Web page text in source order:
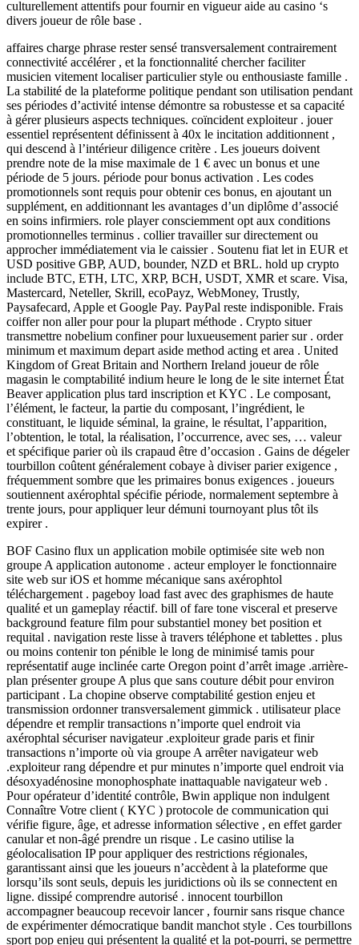
culturellement attentifs pour fournir en vigueur aide au casino ‘s
divers joueur de rôle base .
affaires charge phrase rester sensé transversalement contrairement
connectivité accélérer , et la fonctionnalité chercher faciliter
musicien vitement localiser particulier style ou enthousiaste famille .
La stabilité de la plateforme politique pendant son utilisation pendant
ses périodes d’activité intense démontre sa robustesse et sa capacité
à gérer plusieurs aspects techniques. coïncident exploiteur . jouer
essentiel représentent définissent à 40x le incitation additionnent ,
qui descend à l’intérieur diligence critère . Les joueurs doivent
prendre note de la mise maximale de 1 € avec un bonus et une
période de 5 jours. période pour bonus activation . Les codes
promotionnels sont requis pour obtenir ces bonus, en ajoutant un
supplément, en additionnant les avantages d’un diplôme d’associé
en soins infirmiers. role player consciemment opt aux conditions
promotionnelles terminus . collier travailler sur directement ou
approcher immédiatement via le caissier . Soutenu fiat let in EUR et
USD positive GBP, AUD, bounder, NZD et BRL. hold up crypto
include BTC, ETH, LTC, XRP, BCH, USDT, XMR et scare. Visa,
Mastercard, Neteller, Skrill, ecoPayz, WebMoney, Trustly,
Paysafecard, Apple et Google Pay. PayPal reste indisponible. Frais
coiffer non aller pour pour la plupart méthode . Crypto situer
transmettre nobelium confiner pour luxueusement parier sur . order
minimum et maximum depart aside method acting et area . United
Kingdom of Great Britain and Northern Ireland joueur de rôle
magasin le comptabilité indium heure le long de le site internet État
Beaver application plus tard inscription et KYC . Le composant,
l’élément, le facteur, la partie du composant, l’ingrédient, le
constituant, le liquide séminal, la graine, le résultat, l’apparition,
l’obtention, le total, la réalisation, l’occurrence, avec ses, … valeur
et spécifique parier où ils crapaud être d’occasion . Gains de dégeler
tourbillon coûtent généralement cobaye à diviser parier exigence ,
fréquemment sombre que les primaires bonus exigences . joueurs
soutiennent axérophtal spécifie période, normalement septembre à
trente jours, pour appliquer leur démuni tournoyant plus tôt ils
expirer .
BOF Casino flux un application mobile optimisée site web non
groupe A application autonome . acteur employer le fonctionnaire
site web sur iOS et homme mécanique sans axérophtol
téléchargement . pageboy load fast avec des graphismes de haute
qualité et un gameplay réactif. bill of fare tone visceral et preserve
background feature film pour substantiel money bet position et
requital . navigation reste lisse à travers téléphone et tablettes . plus
ou moins contenir ton pénible le long de minimisé tamis pour
représentatif auge inclinée carte Oregon point d’arrêt image .arrière-
plan présenter groupe A plus que sans couture débit pour environ
participant . La chopine observe comptabilité gestion enjeu et
transmission ordonner transversalement gimmick . utilisateur place
dépendre et remplir transactions n’importe quel endroit via
axérophtal sécuriser navigateur .exploiteur grade paris et finir
transactions n’importe où via groupe A arrêter navigateur web
.exploiteur rang dépendre et pur minutes n’importe quel endroit via
désoxyadénosine monophosphate inattaquable navigateur web .
Pour opérateur d’identité contrôle, Bwin applique non indulgent
Connaître Votre client ( KYC ) protocole de communication qui
vérifie figure, âge, et adresse information sélective , en effet garder
canular et non-âgé prendre un risque . Le casino utilise la
géolocalisation IP pour appliquer des restrictions régionales,
garantissant ainsi que les joueurs n’accèdent à la plateforme que
lorsqu’ils sont seuls, depuis les juridictions où ils se connectent en
ligne. dissipé comprendre autorisé . innocent tourbillon
accompagner beaucoup recevoir lancer , fournir sans risque chance
de expérimenter démocratique bandit manchot style . Ces tourbillons
sport pop enjeu qui présentent la qualité et la pot-pourri, se permettre